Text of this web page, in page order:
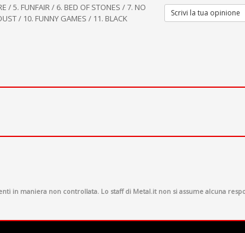
/ 5. FUNFAIR / 6. BED OF STONES / 7. NO
/ 10. FUNNY GAMES / 11. BLACK
Scrivi la tua opinione
in maniera non controllata. Lo staff di Metal.it non si assume alcuna